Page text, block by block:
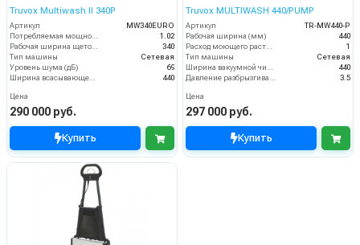
Truvox Multiwash II 340P
Артикул
MW340EURO
Потребляемая мощность (кВт)
1.02
Рабочая ширина щеток (мм)
340
Тип машины
Сетевая
Уровень шума (дБ)
69
Ширина всасывающей балки (мм)
440
Цена
290 000 руб.
Купить
Truvox MULTIWASH 440/PUMP
Артикул
TR-MW440-P
Рабочая ширина (мм)
440
Расход моющего раствора (л/мин)
1
Тип машины
Сетевая
Ширина вакуумной чистки (мм)
440
Давление разбрызгивания моющего раствора (бар)
3.5
Цена
297 000 руб.
Купить